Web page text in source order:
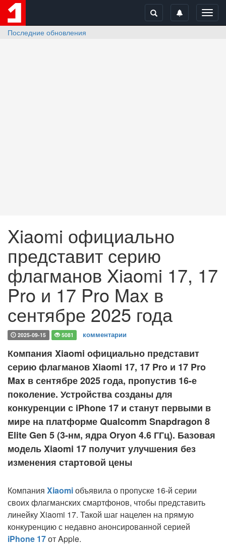
Последние обновления
Xiaomi официально
представит серию
флагманов Xiaomi 17, 17
Pro и 17 Pro Max в
сентябре 2025 года
2025-09-15 5081 комментарии
Компания Xiaomi официально представит
серию флагманов Xiaomi 17, 17 Pro и 17 Pro
Max в сентябре 2025 года, пропустив 16-е
поколение. Устройства созданы для
конкуренции с iPhone 17 и станут первыми в
мире на платформе Qualcomm Snapdragon 8
Elite Gen 5 (3-нм, ядра Oryon 4.6 ГГц). Базовая
модель Xiaomi 17 получит улучшения без
изменения стартовой цены
Компания Xiaomiобъявила о пропуске 16-й серии
своих флагманских смартфонов, чтобы представить
линейку Xiaomi 17. Такой шаг нацелен на прямую
конкуренцию с недавно анонсированной серией
iPhone 17от Apple.